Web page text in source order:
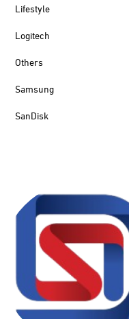
Lifestyle
Logitech
Others
Samsung
SanDisk